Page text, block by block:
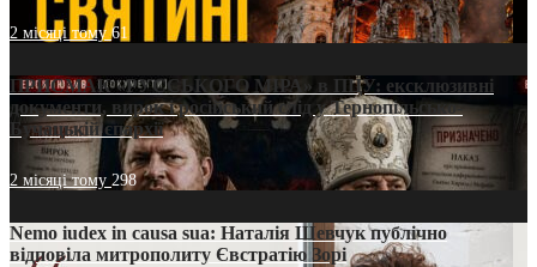
2 місяці тому61
ПРИСМАК «РУССЬКОГО МІРА» в ПЦУ: ексклюзивні
документи, вирок і російський слід у Тернопільсько-
Бучацькій єпархії
2 місяці тому 298
Nemo iudex in causa sua: Наталія Шевчук публічно
відповіла митрополиту Євстратію Зорі